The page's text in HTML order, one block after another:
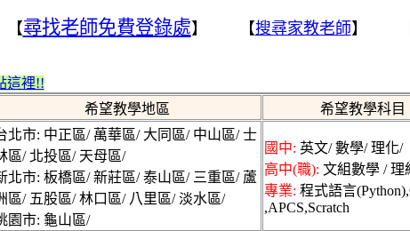
教、數學家教的專業優
區家教中心、林口地
也歡迎來登錄
林口家教網為林口本
找家教請撥打專線，
教兼職資訊，優秀家庭
尋找老師免費登錄處】 【搜尋家教老師】
這裡!!
希望教學地區 希望教學科目
北市: 中正區/ 萬華區/ 大同區/ 中山區/ 士
區/ 北投區/ 天母區/
北市: 板橋區/ 新莊區/ 泰山區/ 三重區/ 蘆
區/ 五股區/ 林口區/ 八里區/ 淡水區/
園市: 龜山區/
國中: 英文/ 數學/ 理化/
高中(職): 文組數學 / 理
專業: 程式語言
,APCS,Scratch